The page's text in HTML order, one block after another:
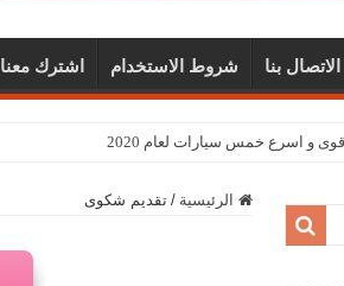
الاتصال بنا شروط الاستخدام اشترك معنا
الرئيسية / تقديم شكوى